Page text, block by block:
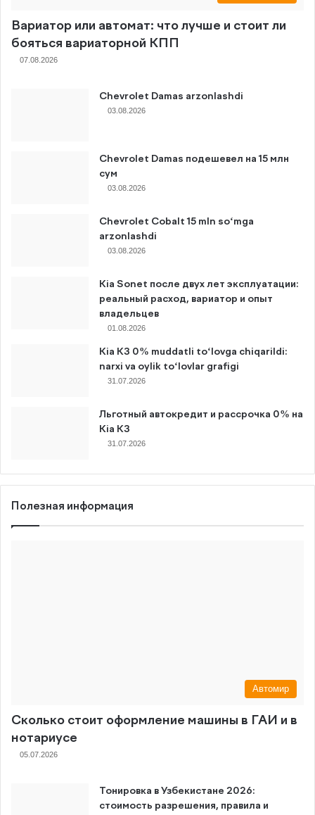
Вариатор или автомат: что лучше и стоит ли
бояться вариаторной КПП
07.08.2026
Chevrolet Damas arzonlashdi
03.08.2026
Chevrolet Damas подешевел на 15 млн
сум
03.08.2026
Chevrolet Cobalt 15 mln so‘mga
arzonlashdi
03.08.2026
Kia Sonet после двух лет эксплуатации:
реальный расход, вариатор и опыт
владельцев
01.08.2026
Kia K3 0% muddatli to‘lovga chiqarildi:
narxi va oylik to‘lovlar grafigi
31.07.2026
Льготный автокредит и рассрочка 0% на
Kia K3
31.07.2026
Полезная информация
Автомир
Сколько стоит оформление машины в ГАИ и в
нотариусе
05.07.2026
Тонировка в Узбекистане 2026:
стоимость разрешения, правила и